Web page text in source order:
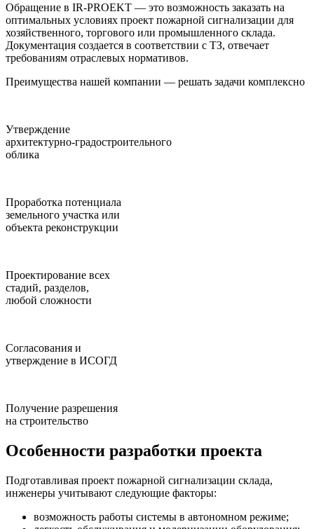
Обращение в IR-PROEKT — это возможность заказать на
оптимальных условиях проект пожарной сигнализации для
хозяйственного, торгового или промышленного склада.
Документация создается в соответствии с ТЗ, отвечает
требованиям отраслевых нормативов.
Преимущества нашей компании — решать задачи комплексно
Утверждение
архитектурно-градостроительного
облика
Проработка потенциала
земельного участка или
объекта реконструкции
Проектирование всех
стадий, разделов,
любой сложности
Согласования и
утверждение в ИСОГД
Получение разрешения
на строительство
Особенности разработки проекта
Подготавливая проект пожарной сигнализации склада,
инженеры учитывают следующие факторы:
возможность работы системы в автономном режиме;